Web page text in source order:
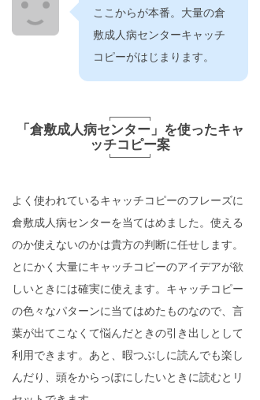
ここからが本番。大量の倉
敷成人病センターキャッチ
コピーがはじまります。
「倉敷成人病センター」を使ったキャ
ッチコピー案
よく使われているキャッチコピーのフレーズに
倉敷成人病センターを当てはめました。使える
のか使えないのかは貴方の判断に任せします。
とにかく大量にキャッチコピーのアイデアが欲
しいときには確実に使えます。キャッチコピー
の色々なパターンに当てはめたものなので、言
葉が出てこなくて悩んだときの引き出しとして
利用できます。あと、暇つぶしに読んでも楽し
んだり、頭をからっぽにしたいときに読むとリ